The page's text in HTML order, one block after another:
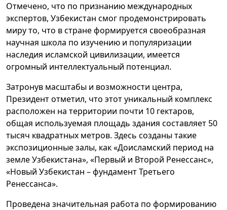
Отмечено, что по признанию международных
экспертов, Узбекистан смог продемонстрировать
миру то, что в стране формируется своеобразная
научная школа по изучению и популяризации
наследия исламской цивилизации, имеется
огромный интеллектуальный потенциал.
Затронув масштабы и возможности центра,
Президент отметил, что этот уникальный комплекс
расположен на территории почти 10 гектаров,
общая используемая площадь здания составляет 50
тысяч квадратных метров. Здесь созданы такие
экспозиционные залы, как «Доисламский период на
земле Узбекистана», «Первый и Второй Ренессанс»,
«Новый Узбекистан – фундамент Третьего
Ренессанса».
Проведена значительная работа по формированию